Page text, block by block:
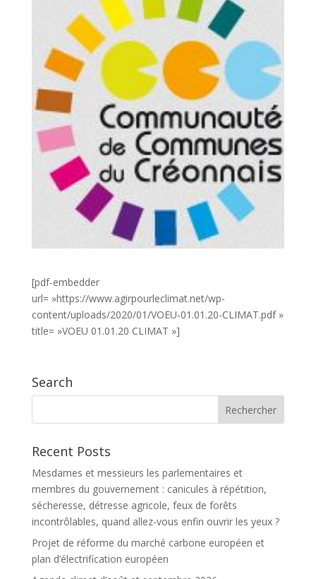
[pdf-embedder
url= »https://www.agirpourleclimat.net/wp-
content/uploads/2020/01/VOEU-01.01.20-CLIMAT.pdf »
title= »VOEU 01.01.20 CLIMAT »]
Search
Recent Posts
Mesdames et messieurs les parlementaires et
membres du gouvernement : canicules à répétition,
sécheresse, détresse agricole, feux de forêts
incontrôlables, quand allez-vous enfin ouvrir les yeux ?
Projet de réforme du marché carbone européen et
plan d’électrification européen